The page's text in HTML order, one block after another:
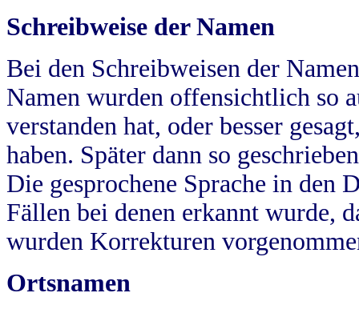
Schreibweise der Namen
Bei den Schreibweisen der
Namen wurden offensichtlich so
verstanden hat, oder besser
haben. Später dann so
Die gesprochene Sprache in
Fällen bei denen erkannt wurde,
wurden Korrekturen
Ortsnamen